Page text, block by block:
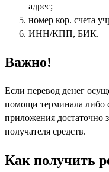
адрес;
номер кор. счета
ИНН/КПП, БИК.
Важно!
Если перевод денег
помощи терминала либо
приложения достаточно
получателя средств.
Как получить